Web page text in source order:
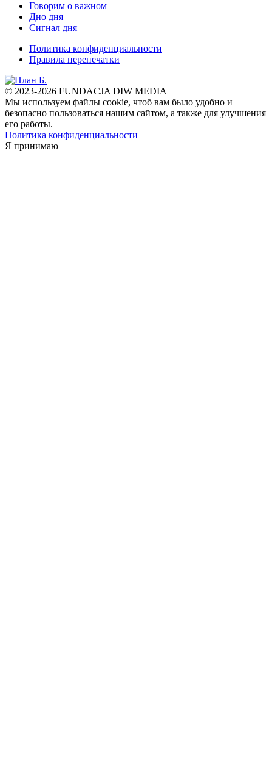
Говорим о важном
Дно дня
Сигнал дня
Политика конфиденциальности
Правила перепечатки
© 2023-2026 FUNDACJA DIW MEDIA
Мы используем файлы cookie, чтоб вам было удобно и
безопасно пользоваться нашим сайтом, а также для улучшения
его работы.
Политика конфиденциальности
Я принимаю